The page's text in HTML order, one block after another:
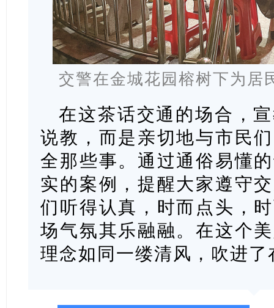
交警在金城花园榕树下为居
在这茶话交通的场合，
说教，而是亲切地与市民
全那些事。通过通俗易懂
实的案例，提醒大家遵守
们听得认真，时而点头，
场气氛其乐融融。在这个
理念如同一缕清风，吹进